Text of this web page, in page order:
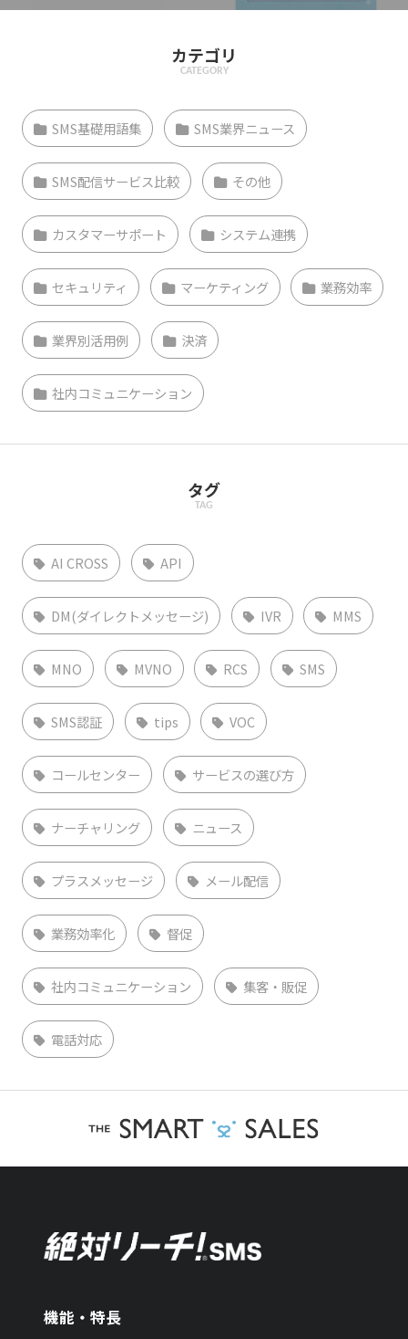
カテゴリ
CATEGORY
SMS基礎用語集 SMS業界ニュース
SMS配信サービス比較 その他
カスタマーサポート システム連携
セキュリティ マーケティング 業務効率
業界別活用例 決済
社内コミュニケーション
タグ
TAG
AI CROSS API
DM(ダイレクトメッセージ) IVR MMS
MNO MVNO RCS SMS
SMS認証 tips VOC
コールセンター サービスの選び方
ナーチャリング ニュース
プラスメッセージ メール配信
業務効率化 督促
社内コミュニケーション 集客・販促
電話対応
機能・特長